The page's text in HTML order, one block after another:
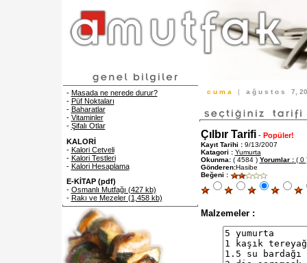
- Masada ne nerede durur?
- Püf Noktaları
- Baharatlar
- Vitaminler
- Şifalı Otlar
KALORİ
- Kalori Cetveli
- Kalori Testleri
- Kalori Hesaplama
E-KİTAP (pdf)
- Osmanlı Mutfağı (427 kb)
- Rakı ve Mezeler (1,458 kb)
c u m a | a ğ u s t o s 7,
Çılbır Tarifi - Popüler!
Kayıt Tarihi :9/13/2007
Katagori : Yumurta
Okunma:( 4584 ) Yorumlar :( 0
Gönderen:Hasibe
Beğeni :
Malzemeler :